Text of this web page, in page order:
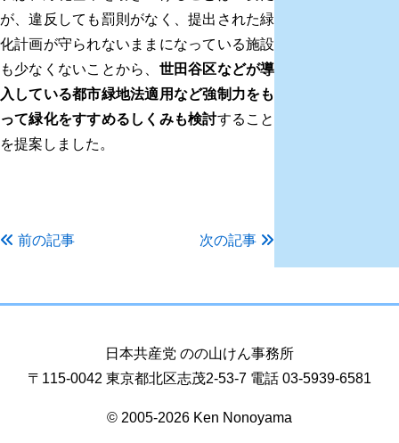
が、違反しても罰則がなく、提出された緑
化計画が守られないままになっている施設
も少なくないことから、 世田谷区などが導
入している都市緑地法適用など強制力をも
って緑化をすすめるしくみも検討すること
を提案しました。
前の記事 次の記事
日本共産党 のの山けん事務所
〒115-0042 東京都北区志茂2-53-7 電話 03-5939-6581
© 2005-2026 Ken Nonoyama